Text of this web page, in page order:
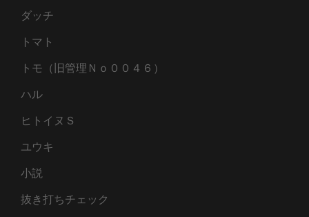
ダッチ
トマト
トモ（旧管理Ｎｏ００４６）
ハル
ヒトイヌＳ
ユウキ
小説
抜き打ちチェック